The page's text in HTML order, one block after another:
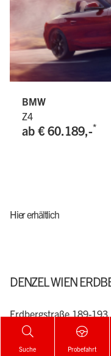
BMW
Z4
ab € 60.189,-*
Hier erhältlich
1030 Wien
+43 1 740 20
Suche Probefahrt